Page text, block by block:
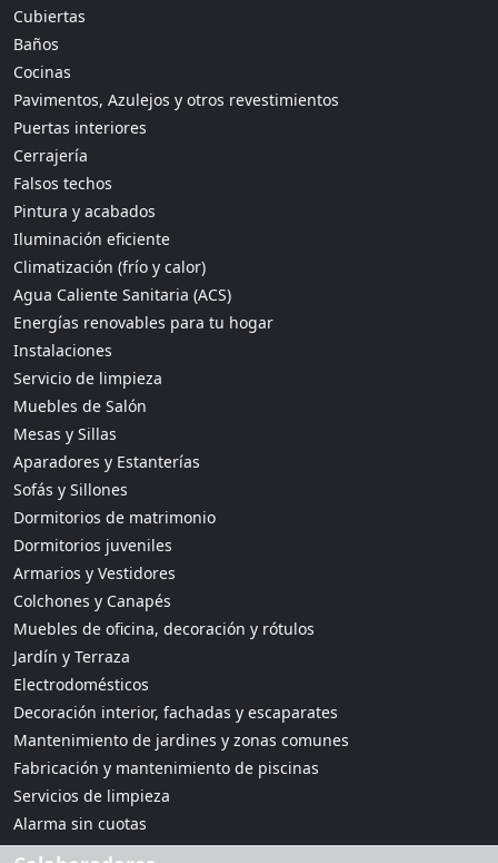
Cubiertas
Baños
Cocinas
Pavimentos, Azulejos y otros revestimientos
Puertas interiores
Cerrajería
Falsos techos
Pintura y acabados
Iluminación eficiente
Climatización (frío y calor)
Agua Caliente Sanitaria (ACS)
Energías renovables para tu hogar
Instalaciones
Servicio de limpieza
Muebles de Salón
Mesas y Sillas
Aparadores y Estanterías
Sofás y Sillones
Dormitorios de matrimonio
Dormitorios juveniles
Armarios y Vestidores
Colchones y Canapés
Muebles de oficina, decoración y rótulos
Jardín y Terraza
Electrodomésticos
Decoración interior, fachadas y escaparates
Mantenimiento de jardines y zonas comunes
Fabricación y mantenimiento de piscinas
Servicios de limpieza
Alarma sin cuotas